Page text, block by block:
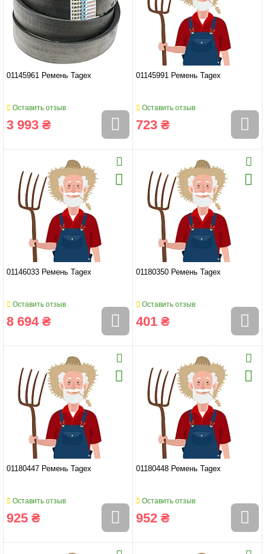
01145961 Ремень Tagex
Оставить отзыв
3 993 ₴
01145991 Ремень Tagex
Оставить отзыв
723 ₴
01146033 Ремень Tagex
Оставить отзыв
8 694 ₴
01180350 Ремень Tagex
Оставить отзыв
401 ₴
01180447 Ремень Tagex
Оставить отзыв
925 ₴
01180448 Ремень Tagex
Оставить отзыв
952 ₴